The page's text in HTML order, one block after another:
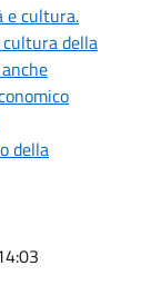
e cultura.
cultura della
della